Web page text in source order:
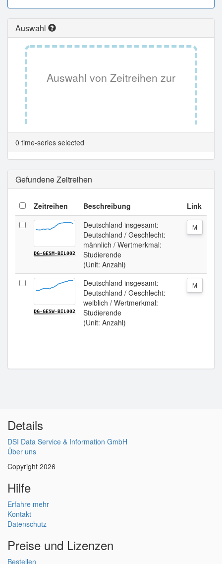
Auswahl
Auswahl von Zeitreihen zur
Tabellenansicht.
0 time-series selected
Gefundene Zeitreihen
Zeitreihen Beschreibung Link
DG-GESM-BIL002
Deutschland insgesamt:
Deutschland / Geschlecht:
männlich / Wertmerkmal:
Studierende
(Unit: Anzahl)
M
DG-GESW-BIL002
Deutschland insgesamt:
Deutschland / Geschlecht:
weiblich / Wertmerkmal:
Studierende
(Unit: Anzahl)
M
Details
DSI Data Service & Information GmbH
Über uns
Copyright 2026
Hilfe
Erfahre mehr
Kontakt
Datenschutz
Preise und Lizenzen
Bestellen